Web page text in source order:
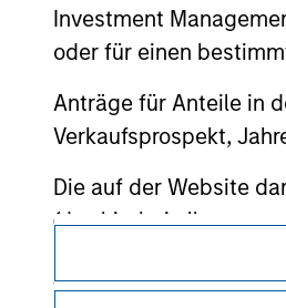
Investment
oder für einen
Anträge für Anteile in
Verkaufsprospekt,
Die auf der Website
(das hierbei alle
dieser Informationen
weder für die